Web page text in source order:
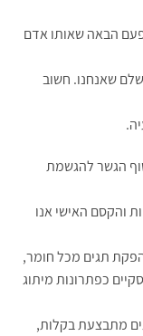
הבאה שאותו אדם
שאנחנו. חשוב
הגשר להגשמת
והקסם האישי אנו
תגים מכל חומר,
כפתרונות מיתוג
מתבצעת בקלות,